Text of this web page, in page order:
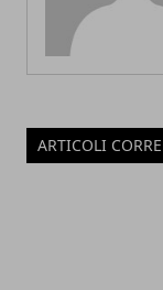
ARTICOLI